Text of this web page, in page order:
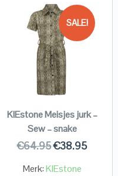
SALE!
KIEstone Meisjes jurk –
Sew – snake
€64.95€38.95
Merk:KIEstone